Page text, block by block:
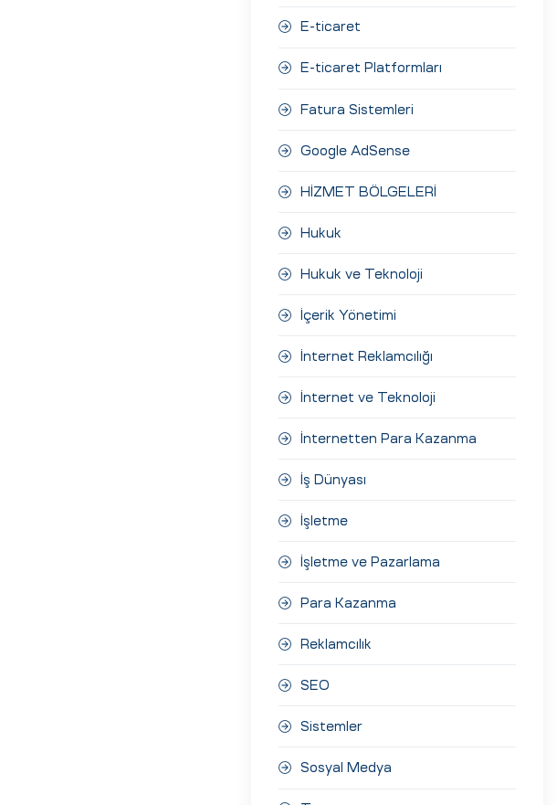
E-ticaret
E-ticaret Platformları
Fatura Sistemleri
Google AdSense
HİZMET BÖLGELERİ
Hukuk
Hukuk ve Teknoloji
İçerik Yönetimi
İnternet Reklamcılığı
İnternet ve Teknoloji
İnternetten Para Kazanma
İş Dünyası
İşletme
İşletme ve Pazarlama
Para Kazanma
Reklamcılık
SEO
Sistemler
Sosyal Medya